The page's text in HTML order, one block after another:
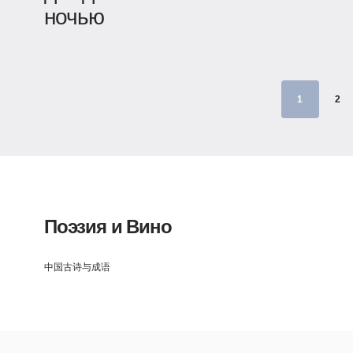
ночью
1 2
Поэзия и Вино
中国古诗与成语